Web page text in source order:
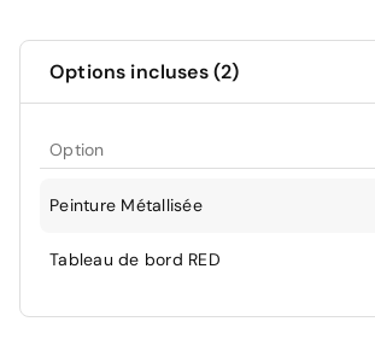
Options incluses (2)
Option
Peinture Métallisée
Tableau de bord RED